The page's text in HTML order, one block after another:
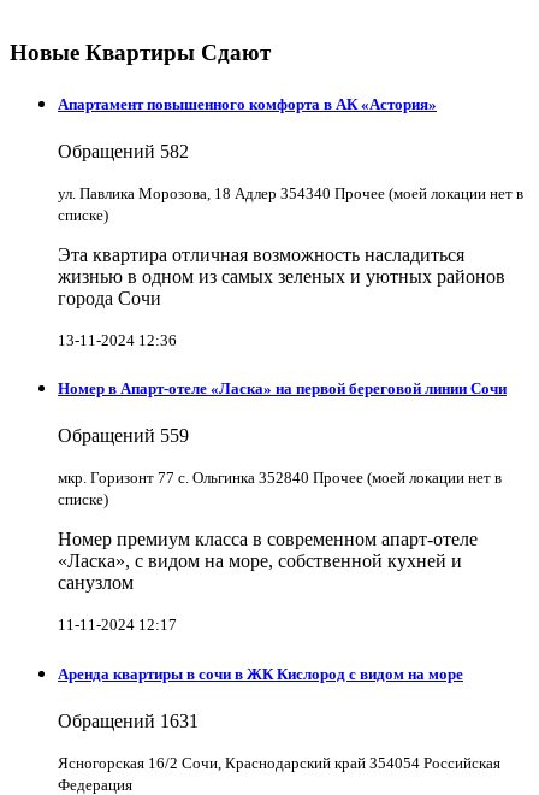
Новые Квартиры Сдают
Апартамент повышенного комфорта в АК «Астория»
Обращений 582
ул. Павлика Морозова, 18 Адлер 354340 Прочее (моей локации нет в
списке)
Эта квартира отличная возможность насладиться
жизнью в одном из самых зеленых и уютных районов
города Сочи
13-11-2024 12:36
Номер в Апарт-отеле «Ласка» на первой береговой линии Сочи
Обращений 559
мкр. Горизонт 77 с. Ольгинка 352840 Прочее (моей локации нет в
списке)
Номер премиум класса в современном апарт-отеле
«Ласка», с видом на море, собственной кухней и
санузлом
11-11-2024 12:17
Аренда квартиры в сочи в ЖК Кислород с видом на море
Обращений 1631
Ясногорская 16/2 Сочи, Краснодарский край 354054 Российская
Федерация